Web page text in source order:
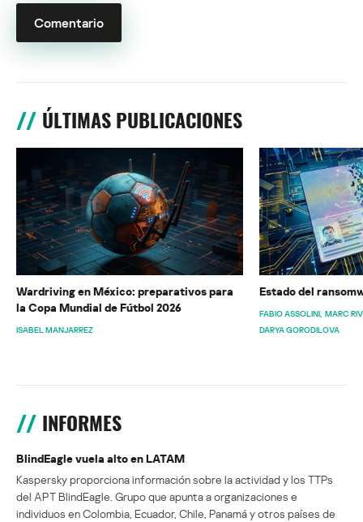
ÚLTIMAS PUBLICACIONES
Wardriving en México: preparativos para
la Copa Mundial de Fútbol 2026
ISABEL MANJARREZ
Estado del
FABIO ASSOLINI MARC
DARYA GORODILOVA
INFORMES
BlindEagle vuela alto en LATAM
Kaspersky proporciona información sobre la actividad y los TTPs
del APT BlindEagle. Grupo que apunta a organizaciones e
individuos en Colombia, Ecuador, Chile, Panamá y otros países de